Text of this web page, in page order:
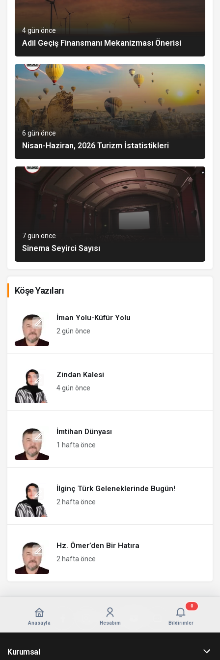
4 gün önce
Adil Geçiş Finansmanı Mekanizması Önerisi
6 gün önce
Nisan-Haziran, 2026 Turizm İstatistikleri
7 gün önce
Sinema Seyirci Sayısı
Köşe Yazıları
İman Yolu-Küfür Yolu
2 gün önce
Zindan Kalesi
4 gün önce
İmtihan Dünyası
1 hafta önce
İlginç Türk Geleneklerinde Bugün!
2 hafta önce
Hz. Ömer’den Bir Hatıra
2 hafta önce
Anasayfa Hesabım Bildirimler
0
Kurumsal